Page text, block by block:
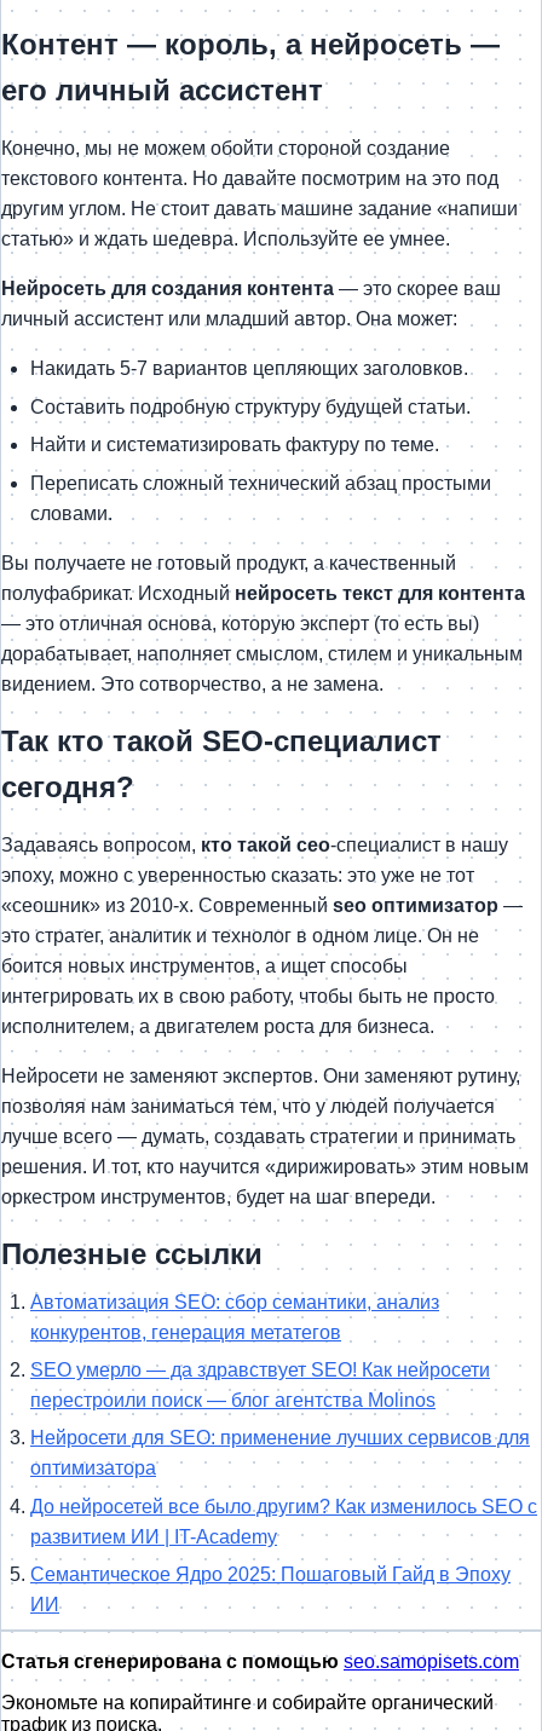
Контент — король, а нейросеть —
его личный ассистент
Конечно, мы не можем обойти стороной создание
текстового контента. Но давайте посмотрим на это под
другим углом. Не стоит давать машине задание «напиши
статью» и ждать шедевра. Используйте ее умнее.
Нейросеть для создания контента — это скорее ваш
личный ассистент или младший автор. Она может:
Накидать 5-7 вариантов цепляющих заголовков.
Составить подробную структуру будущей статьи.
Найти и систематизировать фактуру по теме.
Переписать сложный технический абзац простыми
словами.
Вы получаете не готовый продукт, а качественный
полуфабрикат. Исходный нейросеть текст для контента
— это отличная основа, которую эксперт (то есть вы)
дорабатывает, наполняет смыслом, стилем и уникальным
видением. Это сотворчество, а не замена.
Так кто такой SEO-специалист
сегодня?
Задаваясь вопросом, кто такой сео-специалист в нашу
эпоху, можно с уверенностью сказать: это уже не тот
«сеошник» из 2010-х. Современный seo оптимизатор —
это стратег, аналитик и технолог в одном лице. Он не
боится новых инструментов, а ищет способы
интегрировать их в свою работу, чтобы быть не просто
исполнителем, а двигателем роста для бизнеса.
Нейросети не заменяют экспертов. Они заменяют рутину,
позволяя нам заниматься тем, что у людей получается
лучше всего — думать, создавать стратегии и принимать
решения. И тот, кто научится «дирижировать» этим новым
оркестром инструментов, будет на шаг впереди.
Полезные ссылки
Автоматизация SEO: сбор семантики, анализ
конкурентов, генерация метатегов
SEO умерло — да здравствует SEO! Как нейросети
перестроили поиск — блог агентства Molinos
Нейросети для SEO: применение лучших сервисов для
оптимизатора
До нейросетей все было другим? Как изменилось SEO c
развитием ИИ | IT-Academy
Семантическое Ядро 2025: Пошаговый Гайд в Эпоху
ИИ
Статья сгенерирована с помощью seo.samopisets.com
Экономьте на копирайтинге и собирайте органический
трафик из поиска.